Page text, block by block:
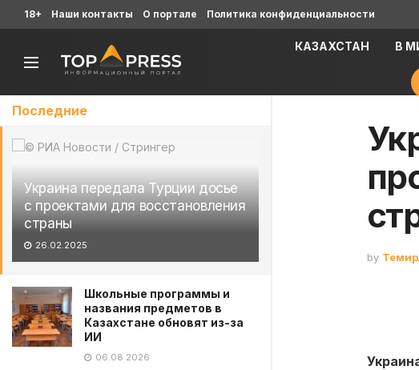
Последние
Украина передала Турции досье
с проектами для восстановления
страны
26.02.2025
Школьные программы и
названия предметов в
Казахстане обновят из-за
ИИ
06.08.2026
18+ Наши контакты О портале Политика конфиденциальности
КАЗАХСТАН В
by